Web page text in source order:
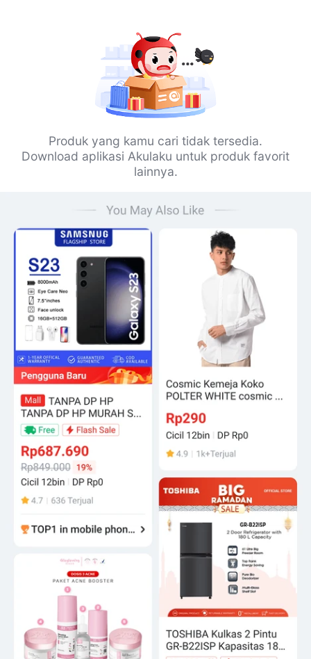
Produk yang kamu cari tidak tersedia.
Download aplikasi Akulaku untuk produk favorit
lainnya.